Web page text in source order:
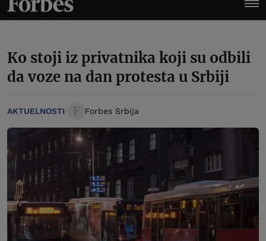
Ko stoji iz privatnika koji su odbili
da voze na dan protesta u Srbiji
AKTUELNOSTI Forbes Srbija